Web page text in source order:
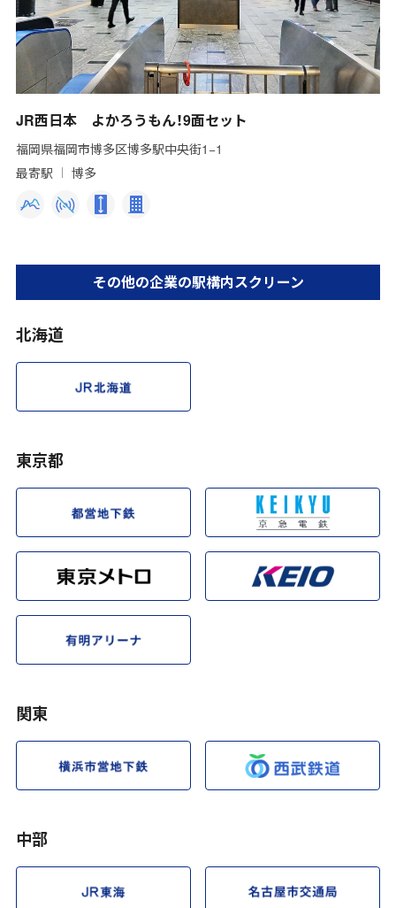
JR西日本 よかろうもん！9面セット
福岡県福岡市博多区博多駅中央街1−1
最寄駅
博多
その他の企業の駅構内スクリーン
北海道
東京都
関東
中部